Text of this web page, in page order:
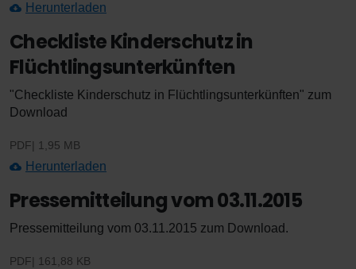
Herunterladen
Checkliste Kinderschutz in
Flüchtlingsunterkünften
"Checkliste Kinderschutz in Flüchtlingsunterkünften" zum
Download
PDF 1,95 MB
Herunterladen
Pressemitteilung vom 03.11.2015
Pressemitteilung vom 03.11.2015 zum Download.
PDF 161,88 KB